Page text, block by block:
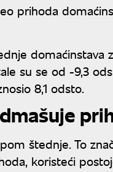
prihoda
domaćinstava
su se od -9,3
8,1 odsto.
štednje. To
koristeći